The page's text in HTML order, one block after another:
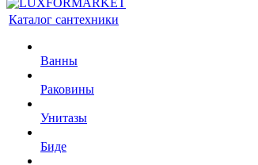
Каталог сантехники
Ванны
Раковины
Унитазы
Биде